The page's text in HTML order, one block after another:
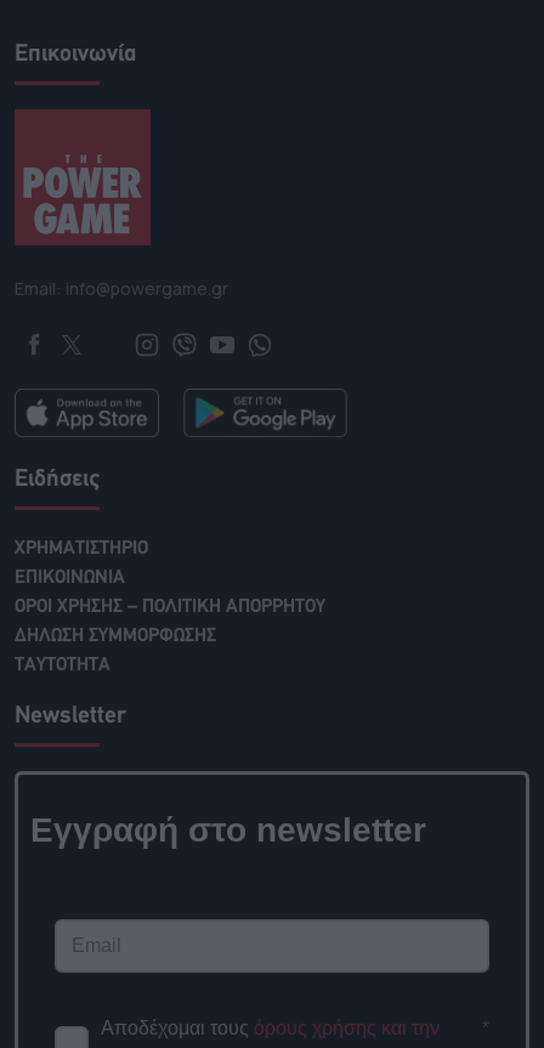
Επικοινωνία
Email: info@powergame.gr
Ειδήσεις
ΧΡΗΜΑΤΙΣΤΗΡΙΟ
ΕΠΙΚΟΙΝΩΝΙΑ
ΟΡΟΙ ΧΡΗΣΗΣ – ΠΟΛΙΤΙΚΗ ΑΠΟΡΡΗΤΟΥ
ΔΗΛΩΣΗ ΣΥΜΜΟΡΦΩΣΗΣ
ΤΑΥΤΟΤΗΤΑ
Newsletter
Εγγραφή στο newsletter
Αποδέχομαι τους όρους χρήσης και την
*